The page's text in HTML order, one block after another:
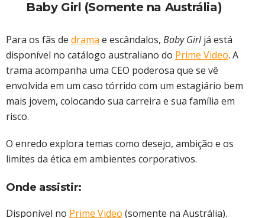
Baby Girl (Somente na Austrália)
Para os fãs de drama e escândalos, Baby Girljá está
disponível no catálogo australiano do Prime Video. A
trama acompanha uma CEO poderosa que se vê
envolvida em um caso tórrido com um estagiário bem
mais jovem, colocando sua carreira e sua família em
risco.
O enredo explora temas como desejo, ambição e os
limites da ética em ambientes corporativos.
Onde assistir:
Disponível no Prime Video (somente na Austrália).